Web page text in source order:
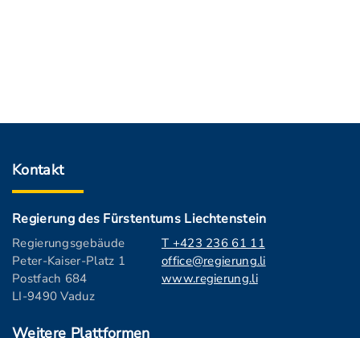
Kontakt
Regierung des Fürstentums Liechtenstein
Regierungsgebäude
Peter-Kaiser-Platz 1
Postfach 684
LI-9490 Vaduz
T +423 236 61 11
office@regierung.li
www.regierung.li
Weitere Plattformen